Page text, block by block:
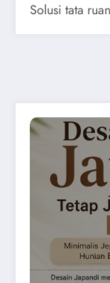
Solusi tata